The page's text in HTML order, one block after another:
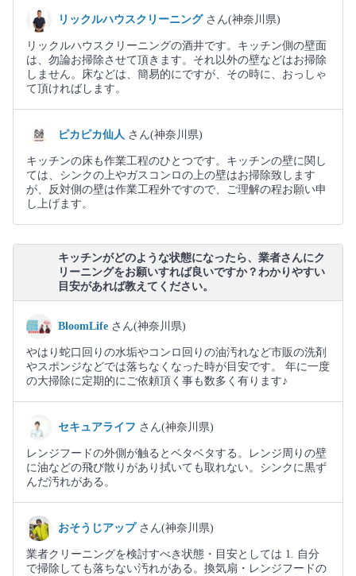
リックルハウスクリーニング さん(神奈川県)
リックルハウスクリーニングの酒井です。キッチン側の壁面
は、勿論お掃除させて頂きます。それ以外の壁などはお掃除
しません。床などは、簡易的にですが、その時に、おっしゃ
て頂ければします。
ピカピカ仙人 さん(神奈川県)
キッチンの床も作業工程のひとつです。キッチンの壁に関し
ては、シンクの上やガスコンロの上の壁はお掃除致します
が、反対側の壁は作業工程外ですので、ご理解の程お願い申
し上げます。
キッチンがどのような状態になったら、業者さんにク
リーニングをお願いすれば良いですか？わかりやすい
目安があれば教えてください。
BloomLife さん(神奈川県)
やはり蛇口回りの水垢やコンロ回りの油汚れなど市販の洗剤
やスポンジなどでは落ちなくなった時が目安です。 年に一度
の大掃除に定期的にご依頼頂く事も数多く有ります♪
セキュアライフ さん(神奈川県)
レンジフードの外側が触るとベタベタする。レンジ周りの壁
に油などの飛び散りがあり拭いても取れない。シンクに黒ず
んだ汚れがある。
おそうじアップ さん(神奈川県)
業者クリーニングを検討すべき状態・目安としては 1. 自分
で掃除しても落ちない汚れがある。換気扇・レンジフードの